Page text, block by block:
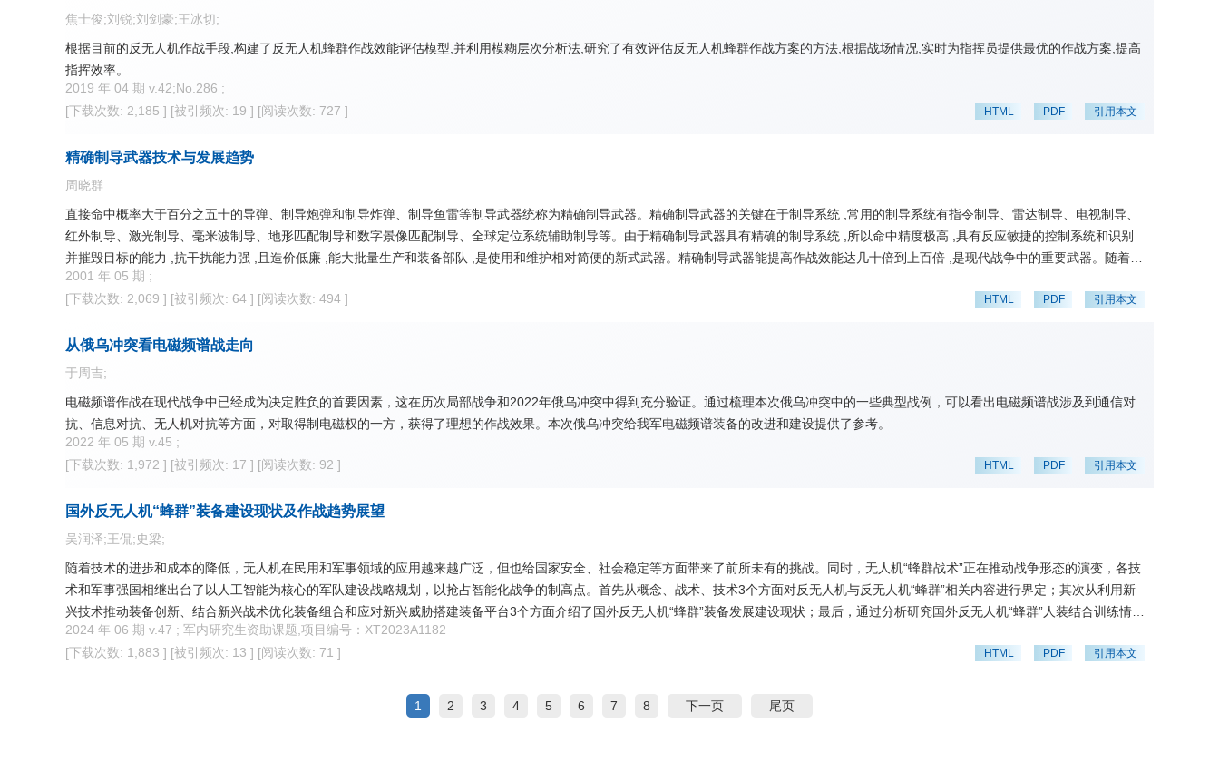
焦士俊;刘锐;刘剑豪;王冰切;
根据目前的反无人机作战手段,构建了反无人机蜂群作战效能评估模型,并利用模糊层次分析法,研究了有效评估反无人机蜂群作战方案的方法,根据战场情况,实时为指挥员提供最优的作战方案,提高
指挥效率。
2019 年 04 期 v.42;No.286 ;
[下载次数: 2,185 ] [被引频次: 19 ] [阅读次数: 727 ] HTML PDF 引用本文
精确制导武器技术与发展趋势
周晓群
直接命中概率大于百分之五十的导弹、制导炮弹和制导炸弹、制导鱼雷等制导武器统称为精确制导武器。精确制导武器的关键在于制导系统 ,常用的制导系统有指令制导、雷达制导、电视制导、
红外制导、激光制导、毫米波制导、地形匹配制导和数字景像匹配制导、全球定位系统辅助制导等。由于精确制导武器具有精确的制导系统 ,所以命中精度极高 ,具有反应敏捷的控制系统和识别
并摧毁目标的能力 ,抗干扰能力强 ,且造价低廉 ,能大批量生产和装备部队 ,是使用和维护相对简便的新式武器。精确制导武器能提高作战效能达几十倍到上百倍 ,是现代战争中的重要武器。随着精
确制导武器技术的进一步发展 ,今后还将出现灵巧武器和智能武器。灵巧武器能自主探测和识别诸如坦克、汽车、建筑物等目标 ;智能武器不仅能自主探测和识别目标 ,还能决定打击的先后次序 ,
对最有威胁的或最有可能杀伤的目标优先进行攻击。本文对精确制导武器技术的现状与今后的发展方向进行了详细的分析。
2001 年 05 期 ;
[下载次数: 2,069 ] [被引频次: 64 ] [阅读次数: 494 ] HTML PDF 引用本文
从俄乌冲突看电磁频谱战走向
于周吉;
电磁频谱作战在现代战争中已经成为决定胜负的首要因素，这在历次局部战争和2022年俄乌冲突中得到充分验证。通过梳理本次俄乌冲突中的一些典型战例，可以看出电磁频谱战涉及到通信对
抗、信息对抗、无人机对抗等方面，对取得制电磁权的一方，获得了理想的作战效果。本次俄乌冲突给我军电磁频谱装备的改进和建设提供了参考。
2022 年 05 期 v.45 ;
[下载次数: 1,972 ] [被引频次: 17 ] [阅读次数: 92 ] HTML PDF 引用本文
国外反无人机“蜂群”装备建设现状及作战趋势展望
吴润泽;王侃;史梁;
随着技术的进步和成本的降低，无人机在民用和军事领域的应用越来越广泛，但也给国家安全、社会稳定等方面带来了前所未有的挑战。同时，无人机“蜂群战术”正在推动战争形态的演变，各技
术和军事强国相继出台了以人工智能为核心的军队建设战略规划，以抢占智能化战争的制高点。首先从概念、战术、技术3个方面对反无人机与反无人机“蜂群”相关内容进行界定；其次从利用新
兴技术推动装备创新、结合新兴战术优化装备组合和应对新兴威胁搭建装备平台3个方面介绍了国外反无人机“蜂群”装备发展建设现状；最后，通过分析研究国外反无人机“蜂群”人装结合训练情
况，并结合国际上相关装备发展建设情况，对未来反无人机“蜂群”作战发展趋势进行展望。
2024 年 06 期 v.47 ; 军内研究生资助课题,项目编号：XT2023A1182
[下载次数: 1,883 ] [被引频次: 13 ] [阅读次数: 71 ] HTML PDF 引用本文
1 2 3 4 5 6 7 8 下一页 尾页